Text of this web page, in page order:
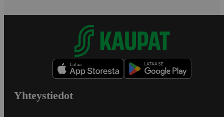
Yhteystiedot